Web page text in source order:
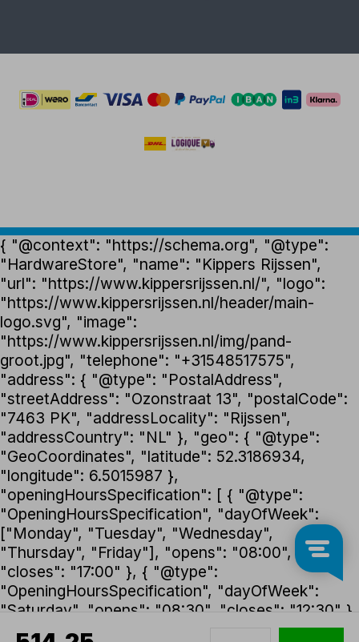
{ "@context": "https://schema.org", "@type":
"HardwareStore", "name": "Kippers Rijssen",
"url": "https://www.kippersrijssen.nl/", "logo":
"https://www.kippersrijssen.nl/header/main-
logo.svg", "image":
"https://www.kippersrijssen.nl/img/pand-
groot.jpg", "telephone": "+31548517575",
"address": { "@type": "PostalAddress",
"streetAddress": "Ozonstraat 13", "postalCode":
"7463 PK", "addressLocality": "Rijssen",
"addressCountry": "NL" }, "geo": { "@type":
"GeoCoordinates", "latitude": 52.3186934,
"longitude": 6.5015987 },
"openingHoursSpecification": [ { "@type":
"OpeningHoursSpecification", "dayOfWeek":
["Monday", "Tuesday", "Wednesday",
"Thursday", "Friday"], "opens": "08:00",
"closes": "17:00" }, { "@type":
"OpeningHoursSpecification", "dayOfWeek":
"Saturday", "opens": "08:30", "closes": "12:30" }
], "foundingDate": "1992", "founder": { "@type":